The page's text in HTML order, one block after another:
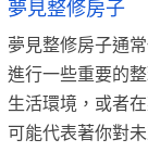
夢見整修房子
夢見整修房子通
進行一些重要的
生活環境，或者
可能代表著你對